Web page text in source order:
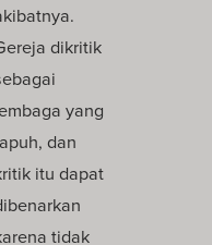
dikritik
yang
dan
itu dapat
tidak